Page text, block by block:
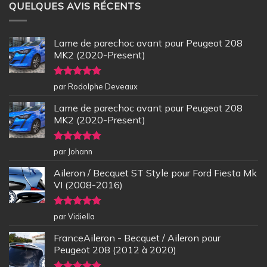
QUELQUES AVIS RÉCENTS
Lame de parechoc avant pour Peugeot 208
MK2 (2020-Present)
Note5sur
5
par Rodolphe Deveaux
Lame de parechoc avant pour Peugeot 208
MK2 (2020-Present)
Note5sur
5
par Johann
Aileron / Becquet ST Style pour Ford Fiesta Mk
VI (2008-2016)
Note5sur
5
par Vidiella
FranceAileron - Becquet / Aileron pour
Peugeot 208 (2012 à 2020)